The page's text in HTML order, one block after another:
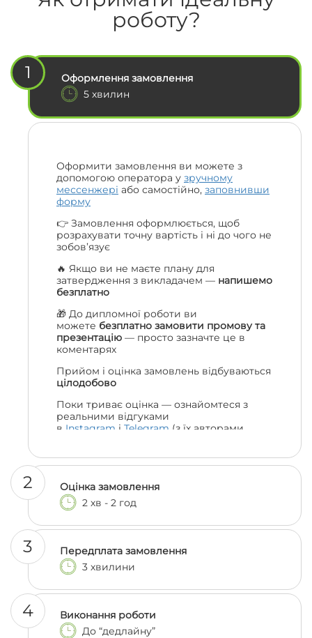
роботу?
1
Оформлення замовлення
5 хвилин
Оформити замовлення ви можете з
допомогою оператора у зручному
мессенжері або самостійно, заповнивши
форму
👉 Замовлення оформлюється, щоб
розрахувати точну вартість і ні до чого не
зобов’язує
🔥 Якщо ви не маєте плану для
затвердження з викладачем — напишемо
безплатно
🎁 До дипломної роботи ви
можете безплатно замовити промову та
презентацію — просто зазначте це в
коментарях
Прийом і оцінка замовлень відбуваються
цілодобово
Поки триває оцінка — ознайомтеся з
реальними відгуками
в Instagram і Telegram (з їх авторами
2
Оцінка замовлення
2 хв - 2 год
3
Передплата замовлення
3 хвилини
4
Виконання роботи
До “дедлайну”